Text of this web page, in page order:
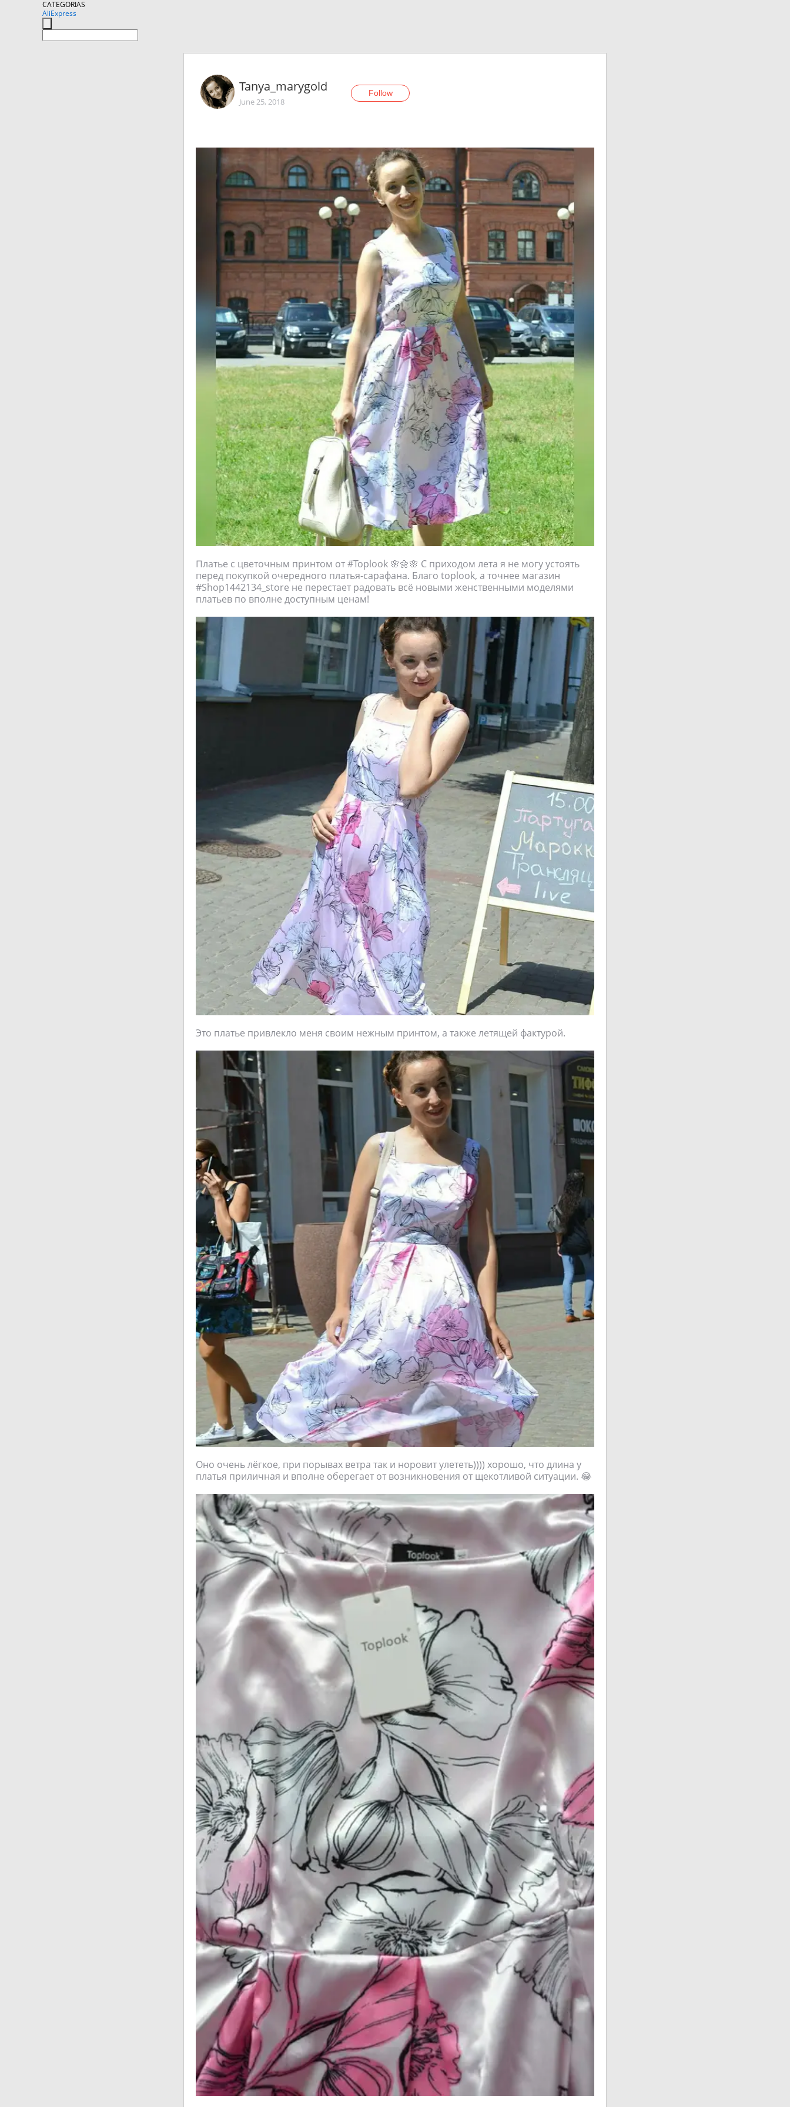
CATEGORIAS
AliExpress
Tanya_marygold
June 25, 2018
Follow
Платье с цветочным принтом от #Toplook 🌸🌼🌸 С приходом лета я не могу устоять
перед покупкой очередного платья-сарафана. Благо toplook, а точнее магазин
#Shop1442134_store не перестает радовать всё новыми женственными моделями
платьев по вполне доступным ценам!
Это платье привлекло меня своим нежным принтом, а также летящей фактурой.
Оно очень лёгкое, при порывах ветра так и норовит улететь)))) хорошо, что длина у
платья приличная и вполне оберегает от возникновения от щекотливой ситуации. 😂